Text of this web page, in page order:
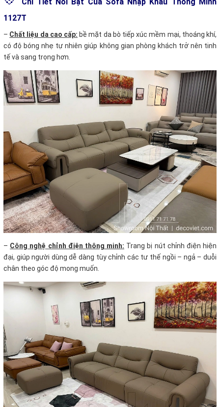
1127T
– Chất liệu da cao cấp: bề mặt da bò tiếp xúc mềm mại, thoáng khí,
có độ bóng nhẹ tự nhiên giúp không gian phòng khách trở nên tinh
tế và sang trọng hơn.
– Công nghệ chỉnh điện thông minh: Trang bị nút chỉnh điện hiện
đại, giúp người dùng dễ dàng tùy chỉnh các tư thế ngồi – ngả – duỗi
chân theo góc độ mong muốn.